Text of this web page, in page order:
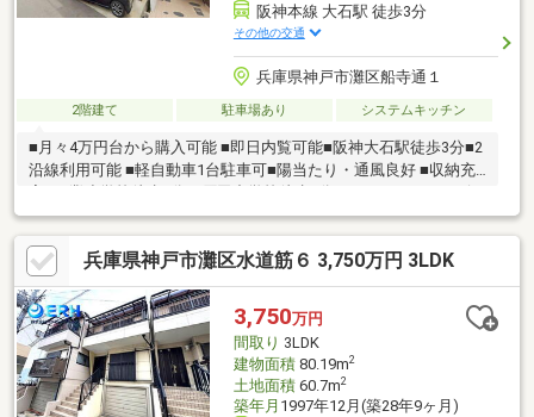
阪神本線 大石駅 徒歩3分
その他の交通
兵庫県神戸市灘区船寺通１
2階建て 駐車場あり システムキッチン
■月々4万円台から購入可能 ■即日内覧可能■阪神大石駅徒歩3分■2
沿線利用可能 ■軽自動車1台駐車可■陽当たり・通風良好 ■収納充
徒歩2分、水道筋商店街徒歩14分■生活施設が近隣にあり大変便利
な立地物件から徒歩3分の場所に駅があれば便利ですね。玄関にシ
ューズボックスがあり、整頓も快適に行えます。システムキッチ
ン付きの物件です。中古戸建て物件でリーズナブルかつ快適な生
活を送りましょう。造りがしっかりしている押入があり、重たい
物でも収納できます。こちらの物件はいかがでしょうか。価格は
1600万円です。
兵庫県神戸市灘区水道筋６ 3,750万円 3LDK
3,750万円
間取り 3LDK
建物面積80.19m2
土地面積60.7m2
築年月 1997年12月(築28年9ヶ月)